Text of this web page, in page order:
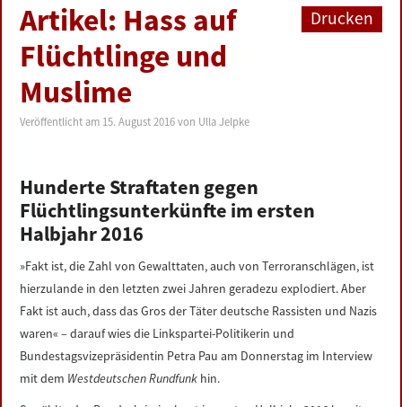
BUNDESTAG
PRESSE
ZUR PERSON
LINKS
DATENSCHUTZERKLÄRUNG
IMPRESSUM
Drucken
Artikel: Hass auf
Flüchtlinge und
Muslime
Veröffentlicht am 15. August 2016 von Ulla Jelpke
Hunderte Straftaten gegen
Flüchtlingsunterkünfte im ersten
Halbjahr 2016
»Fakt ist, die Zahl von Gewalttaten, auch von Terroranschlägen, ist
hierzulande in den letzten zwei Jahren geradezu explodiert. Aber
Fakt ist auch, dass das Gros der Täter deutsche Rassisten und Nazis
waren« – darauf wies die Linkspartei-Politikerin und
Bundestagsvizepräsidentin Petra Pau am Donnerstag im Interview
mit dem Westdeutschen Rundfunk hin.